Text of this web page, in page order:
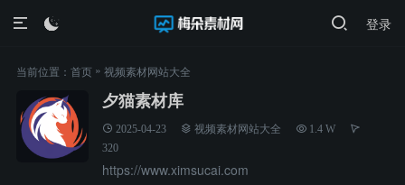
登录

当前位置： 首页 » 视频素材网站大全
夕猫素材库
2025-04-23 视频素材网站大全
1.4 W
320
https://www.ximsucai.com